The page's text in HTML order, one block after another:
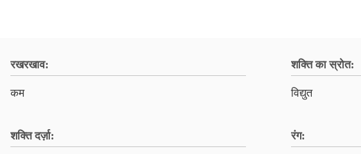
रखरखाव:
कम
शक्ति का स्रोत:
विद्युत
शक्ति दर्ज़ा: रंग: